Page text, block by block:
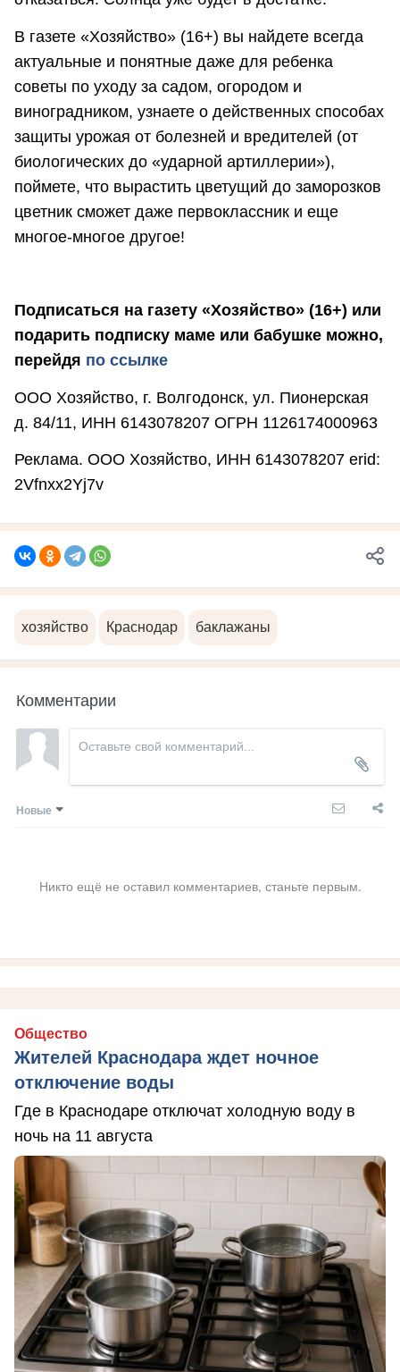
В газете «Хозяйство» (16+) вы найдете всегда
актуальные и понятные даже для ребенка
советы по уходу за садом, огородом и
виноградником, узнаете о действенных способах
защиты урожая от болезней и вредителей (от
биологических до «ударной артиллерии»),
поймете, что вырастить цветущий до заморозков
цветник сможет даже первоклассник и еще
многое-многое другое!
Подписаться на газету «Хозяйство» (16+) или
подарить подписку маме или бабушке можно,
перейдя по ссылке
ООО Хозяйство, г. Волгодонск, ул. Пионерская
д. 84/11, ИНН 6143078207 ОГРН 1126174000963
Реклама. ООО Хозяйство, ИНН 6143078207 erid:
2Vfnxx2Yj7v
хозяйство Краснодар баклажаны
Комментарии
Новые
Никто ещё не оставил комментариев, станьте первым.
Общество
Жителей Краснодара ждет ночное
отключение воды
Где в Краснодаре отключат холодную воду в
ночь на 11 августа